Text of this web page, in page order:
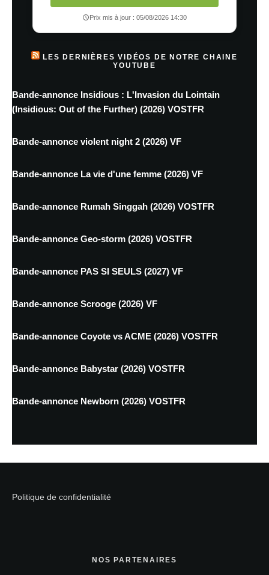
Prix mis à jour : 05/08/2026 14:30
LES DERNIÈRES VIDÉOS DE NOTRE CHAINE
YOUTUBE
Bande-annonce Insidious : L'Invasion du Lointain
(Insidious: Out of the Further) (2026) VOSTFR
Bande-annonce violent night 2 (2026) VF
Bande-annonce La vie d'une femme (2026) VF
Bande-annonce Rumah Singgah (2026) VOSTFR
Bande-annonce Geo-storm (2026) VOSTFR
Bande-annonce PAS SI SEULS (2027) VF
Bande-annonce Scrooge (2026) VF
Bande-annonce Coyote vs ACME (2026) VOSTFR
Bande-annonce Babystar (2026) VOSTFR
Bande-annonce Newborn (2026) VOSTFR
Politique de confidentialité
NOS PARTENAIRES